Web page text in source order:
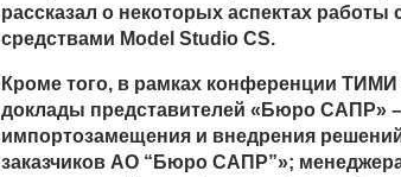
рассказал о некоторых аспектах работы
средствами Model Studio CS.
Кроме того, в рамках конференции
доклады представителей «Бюро САПР»
импортозамещения и внедрения
заказчиков АО “Бюро САПР”»;